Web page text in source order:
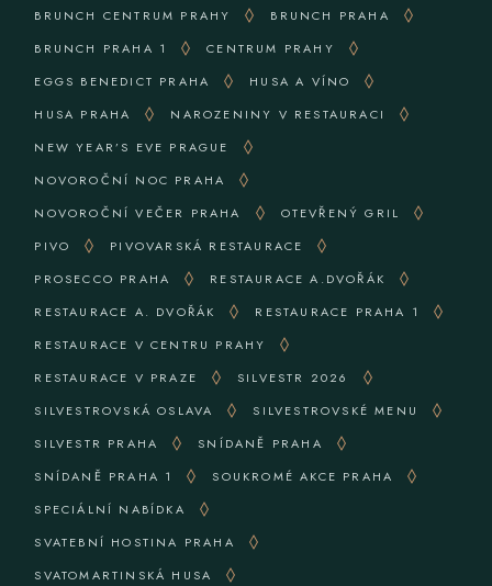
BRUNCH CENTRUM PRAHY
BRUNCH PRAHA
BRUNCH PRAHA 1
CENTRUM PRAHY
EGGS BENEDICT PRAHA
HUSA A VÍNO
HUSA PRAHA
NAROZENINY V RESTAURACI
NEW YEAR’S EVE PRAGUE
NOVOROČNÍ NOC PRAHA
NOVOROČNÍ VEČER PRAHA
OTEVŘENÝ GRIL
PIVO
PIVOVARSKÁ RESTAURACE
PROSECCO PRAHA
RESTAURACE A.DVOŘÁK
RESTAURACE A. DVOŘÁK
RESTAURACE PRAHA 1
RESTAURACE V CENTRU PRAHY
RESTAURACE V PRAZE
SILVESTR 2026
SILVESTROVSKÁ OSLAVA
SILVESTROVSKÉ MENU
SILVESTR PRAHA
SNÍDANĚ PRAHA
SNÍDANĚ PRAHA 1
SOUKROMÉ AKCE PRAHA
SPECIÁLNÍ NABÍDKA
SVATEBNÍ HOSTINA PRAHA
SVATOMARTINSKÁ HUSA